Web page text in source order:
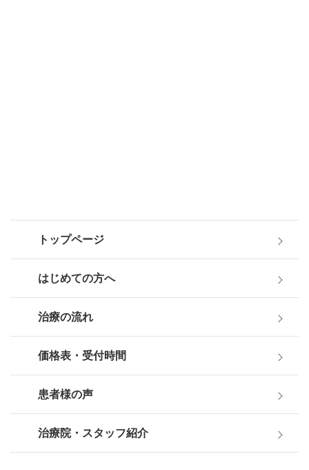
トップページ
はじめての方へ
治療の流れ
価格表・受付時間
患者様の声
治療院・スタッフ紹介